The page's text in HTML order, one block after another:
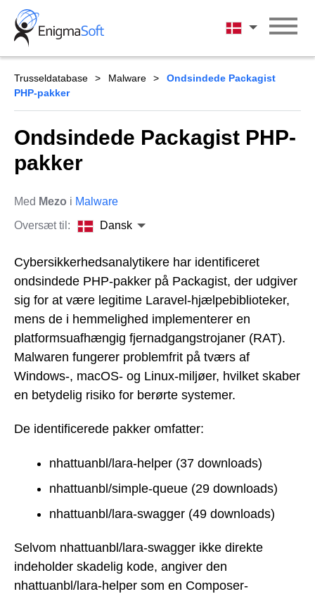
Skip
content
Dansk
Trusseldatabase Malware
Ondsindede Packagist
PHP-pakker
Ondsindede Packagist PHP-
pakker
Med Mezo i Malware
Oversæt til:
Dansk
Cybersikkerhedsanalytikere har identificeret
ondsindede PHP-pakker på Packagist, der udgiver
sig for at være legitime Laravel-hjælpebiblioteker,
mens de i hemmelighed implementerer en
platformsuafhængig fjernadgangstrojaner (RAT).
Malwaren fungerer problemfrit på tværs af
Windows-, macOS- og Linux-miljøer, hvilket skaber
en betydelig risiko for berørte systemer.
De identificerede pakker omfatter:
nhattuanbl/lara-helper (37 downloads)
nhattuanbl/simple-queue (29 downloads)
nhattuanbl/lara-swagger (49 downloads)
Selvom nhattuanbl/lara-swagger ikke direkte
indeholder skadelig kode, angiver den
nhattuanbl/lara-helper som en Composer-